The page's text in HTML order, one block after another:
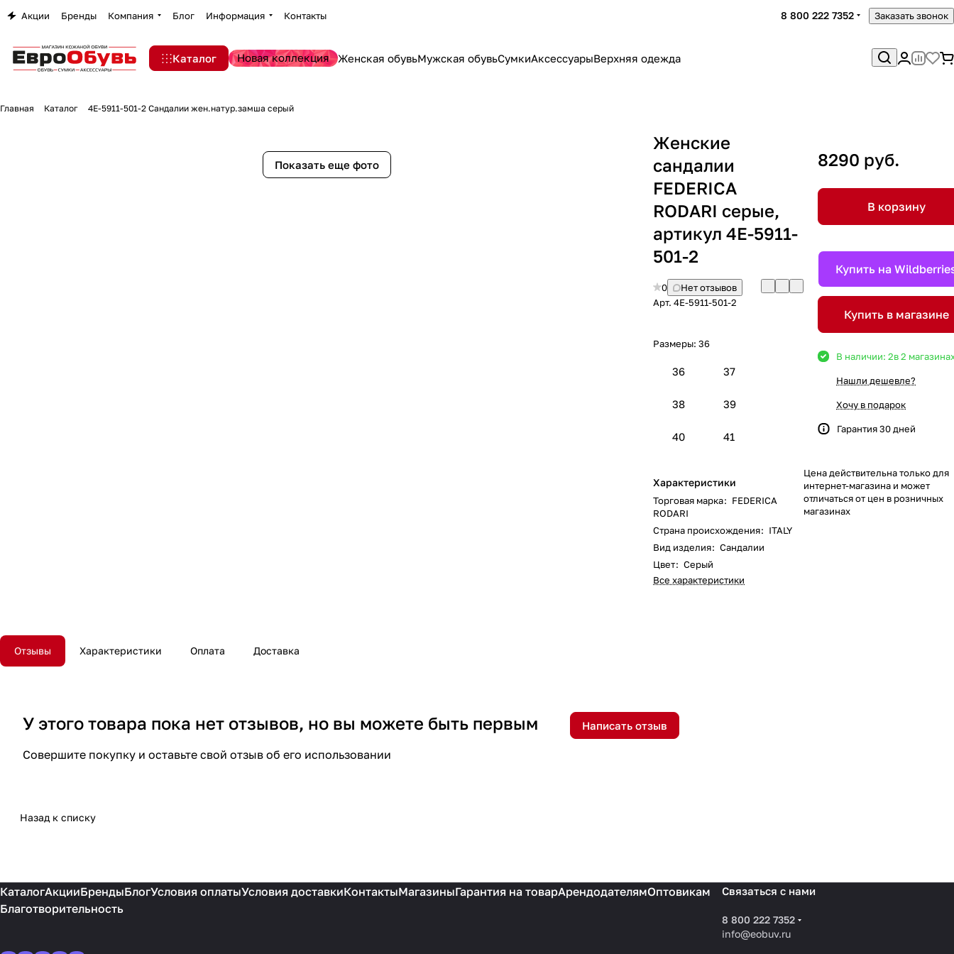
Акции Бренды Компания Блог Информация Контакты 8 800 222 7352 Заказать звонок
Каталог Новая коллекция Женская обувьМужская обувьСумкиАксессуарыВерхняя одежда
Главная Каталог 4E-5911-501-2 Сандалии жен.натур.замша серый
Показать еще фото
Женские
сандалии
FEDERICA
RODARI серые,
артикул 4E-5911-
501-2
0
Нет отзывов
Арт. 4E-5911-501-2
Размеры: 36
36 37
38 39
40 41
Характеристики
Торговая марка: FEDERICA
RODARI
Страна происхождения: ITALY
Вид изделия: Сандалии
Цвет: Серый
Все характеристики
8290 руб.
В корзину
Купить на
Купить в магазине
В наличии: 2в 2
Нашли дешевле?
Хочу в подарок
Гарантия 30 дней
Цена действительна только для
интернет-магазина и может
отличаться от цен в розничных
магазинах
Отзывы Характеристики Оплата Доставка
У этого товара пока нет отзывов, но вы можете быть первым
Совершите покупку и оставьте свой отзыв об его использовании
Написать отзыв
Назад к списку
КаталогАкцииБрендыБлогУсловия оплатыУсловия доставкиКонтактыМагазиныГарантия на товарАрендодателямОптовикам
Благотворительность
Связаться с нами
8 800 222 7352
info@eobuv.ru